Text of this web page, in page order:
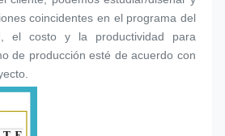
coincidentes en el programa del
el costo y la productividad para
de producción esté de acuerdo con